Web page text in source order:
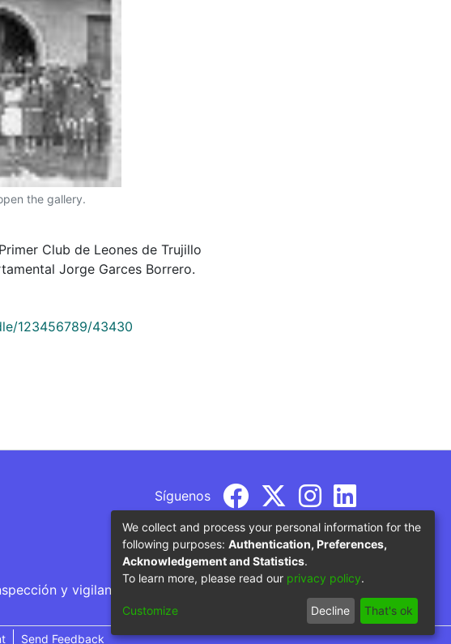
the gallery.
Club de Leones de Trujillo
Jorge Garces Borrero.
123456789/43430
Síguenos
y vigilancia por parte del Ministerio de Educación
Send Feedback
We collect and process your personal information for the
following purposes: Authentication, Preferences,
Acknowledgement and Statistics.
To learn more, please read our privacy policy.
Customize Decline That's ok